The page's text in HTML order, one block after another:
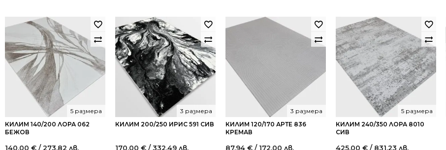
КИЛИМ 140/200 ЛОРА 062
БЕЖОВ
5 размера
140.00 € / 273.82 лв.
КИЛИМ 200/250 ИРИС 591 СИВ
3 размера
170.00 € / 332.49 лв.
КИЛИМ 120/170 АРТЕ 836
КРЕМАВ
3 размера
87.94 € / 172.00 лв.
КИЛИМ 240/350 ЛОРА 8010
СИВ
5 размера
425.00 € / 831.23 лв.